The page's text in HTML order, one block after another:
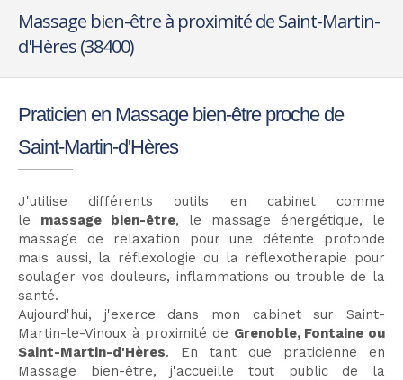
Massage bien-être à proximité de Saint-Martin-
d'Hères (38400)
Praticien en Massage bien-être proche de
Saint-Martin-d'Hères
J'utilise différents outils en cabinet comme
le massage bien-être, le massage énergétique, le
massage de relaxation pour une détente profonde
mais aussi, la réflexologie ou la réflexothérapie pour
soulager vos douleurs, inflammations ou trouble de la
santé.
Aujourd'hui, j'exerce dans mon cabinet sur Saint-
Martin-le-Vinoux à proximité de Grenoble, Fontaine ou
Saint-Martin-d'Hères. En tant que praticienne en
Massage bien-être, j'accueille tout public de la